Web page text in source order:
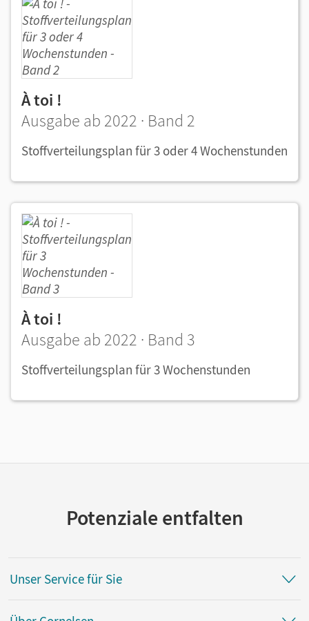
À toi !
Ausgabe ab 2022 · Band 2
Stoffverteilungsplan für 3 oder 4 Wochenstunden
À toi !
Ausgabe ab 2022 · Band 3
Stoffverteilungsplan für 3 Wochenstunden
Potenziale entfalten
Unser Service für Sie